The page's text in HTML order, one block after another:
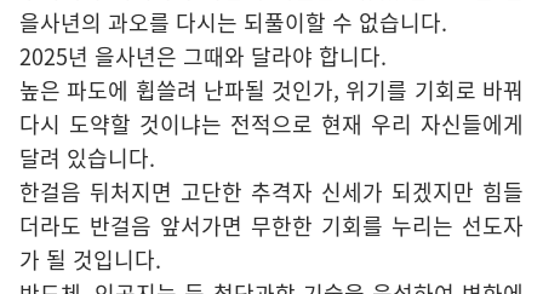
을사년의 과오를 다시는 되풀이할 수 없습니다.
2025년 을사년은 그때와 달라야 합니다.
높은 파도에 휩쓸려 난파될 것인가, 위기를 기회로 바꿔
다시 도약할 것이냐는 전적으로 현재 우리 자신들에게
달려 있습니다.
한걸음 뒤처지면 고단한 추격자 신세가 되겠지만 힘들
더라도 반걸음 앞서가면 무한한 기회를 누리는 선도자
가 될 것입니다.